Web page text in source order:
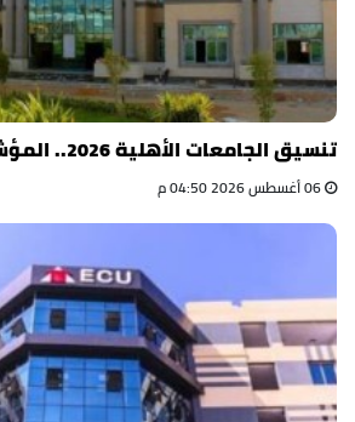
تنسيق الجامعات الأهلية 2026.. المؤشرات المتوقعة